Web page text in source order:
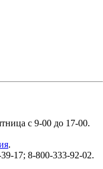
с 9-00 до 17-00.
.
17; 8-800-333-92-02.